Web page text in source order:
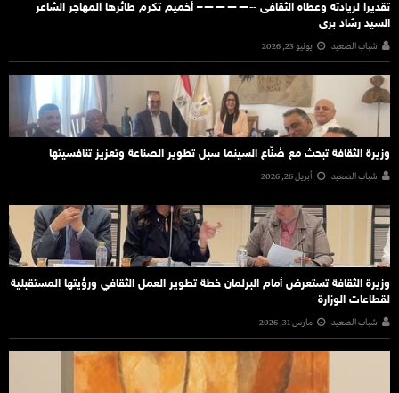
تقديرا لريادته وعطاه الثقافى ‐‐————– أخميم تكرم طائرها المهاجر الشاعر
السيد رشاد برى
شباب الصعيد يونيو 23, 2026
وزيرة الثقافة تبحث مع صُنّاع السينما سبل تطوير الصناعة وتعزيز تنافسيتها
شباب الصعيد أبريل 26, 2026
وزيرة الثقافة تستعرض أمام البرلمان خطة تطوير العمل الثقافي ورؤيتها المستقبلية
لقطاعات الوزارة
شباب الصعيد مارس 31, 2026